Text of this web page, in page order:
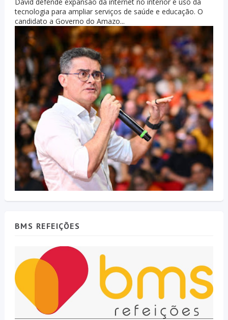
tecnologia para ampliar serviços de saúde e educação. O
candidato a Governo do Amazo...
BMS REFEIÇÕES